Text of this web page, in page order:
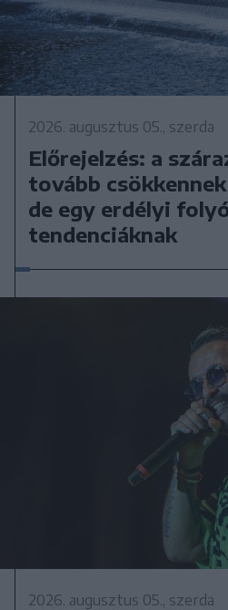
2026. augusztus 05., szerda
Előrejelzés: a
tovább
de egy erdélyi
tendenciáknak
2026. augusztus 05., szerda